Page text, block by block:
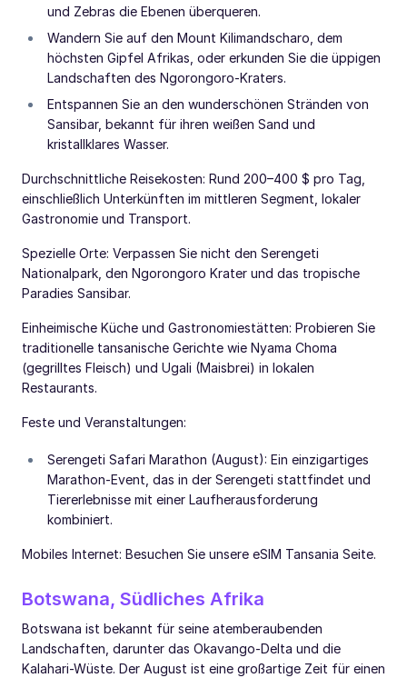
und Zebras die Ebenen überqueren.
Wandern Sie auf den Mount Kilimandscharo, dem
höchsten Gipfel Afrikas, oder erkunden Sie die üppigen
Landschaften des Ngorongoro-Kraters.
Entspannen Sie an den wunderschönen Stränden von
Sansibar, bekannt für ihren weißen Sand und
kristallklares Wasser.
Durchschnittliche Reisekosten: Rund 200–400 $ pro Tag,
einschließlich Unterkünften im mittleren Segment, lokaler
Gastronomie und Transport.
Spezielle Orte: Verpassen Sie nicht den Serengeti
Nationalpark, den Ngorongoro Krater und das tropische
Paradies Sansibar.
Einheimische Küche und Gastronomiestätten: Probieren Sie
traditionelle tansanische Gerichte wie Nyama Choma
(gegrilltes Fleisch) und Ugali (Maisbrei) in lokalen
Restaurants.
Feste und Veranstaltungen:
Serengeti Safari Marathon (August): Ein einzigartiges
Marathon-Event, das in der Serengeti stattfindet und
Tiererlebnisse mit einer Laufherausforderung
kombiniert.
Mobiles Internet: Besuchen Sie unsere eSIM Tansania Seite.
Botswana, Südliches Afrika
Botswana ist bekannt für seine atemberaubenden
Landschaften, darunter das Okavango-Delta und die
Kalahari-Wüste. Der August ist eine großartige Zeit für einen